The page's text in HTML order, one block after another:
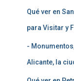
Qué ver en
para Visitar y
-
Alicante, la